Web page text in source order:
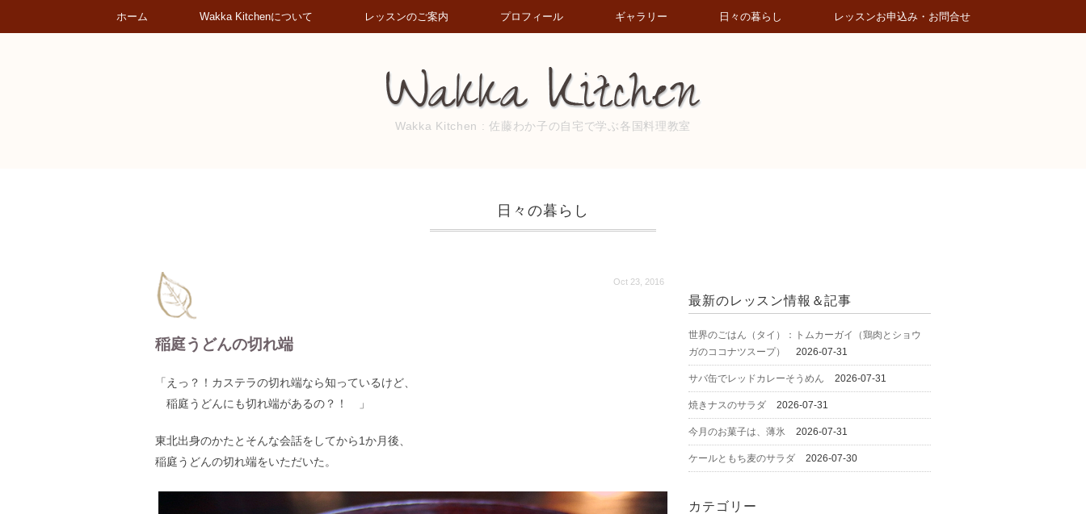
ホーム Wakka Kitchenについて レッスンのご案内 プロフィール ギャラリー 日々の暮らし レッスンお申込み・お問合せ
Wakka Kitchen : 佐藤わか子の自宅で学ぶ各国料理教室
日々の暮らし
Oct 23, 2016
稲庭うどんの切れ端
「えっ？！カステラの切れ端なら知っているけど、
稲庭うどんにも切れ端があるの？！ 」
東北出身のかたとそんな会話をしてから1か月後、
稲庭うどんの切れ端をいただいた。
最新のレッスン情報＆記事
世界のごはん（タイ）：トムカーガイ（鶏肉とショウ
ガのココナツスープ）
2026-07-31
サバ缶でレッドカレーそうめん 2026-07-31
焼きナスのサラダ 2026-07-31
今月のお菓子は、薄氷 2026-07-31
ケールともち麦のサラダ 2026-07-30
カテゴリー